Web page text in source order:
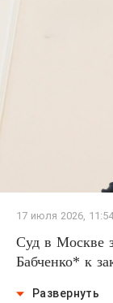
17 июля 2026, 11:54
Суд в Москве
Бабченко* к
Развернуть